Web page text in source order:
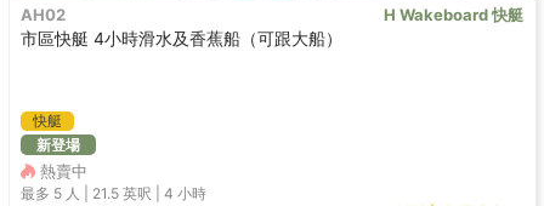
AH02 H Wakeboard 快艇
市區快艇 4小時滑水及香蕉船（可跟大船）
快艇
新登場
熱賣中
最多 5 人 | 21.5 英呎 |4 小時